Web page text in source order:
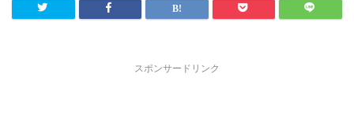
スポンサードリンク